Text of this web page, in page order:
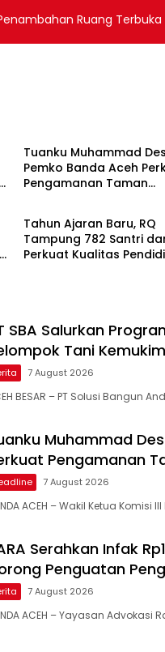
Ruang Terbuka
Tuanku Muhammad
Pemko Banda Aceh
Pengamanan Taman
Berita
Tahun Ajaran Baru, RQ
Tampung 782 Santri
Perkuat Kualitas
SBA Salurkan
Tani
7 August 2026
BESAR – PT Solusi Bangun
Muhammad
Pengamanan
7 August 2026
ACEH – Wakil Ketua Komisi III
Serahkan Infak
Penguatan
7 August 2026
ACEH – Yayasan Advokasi